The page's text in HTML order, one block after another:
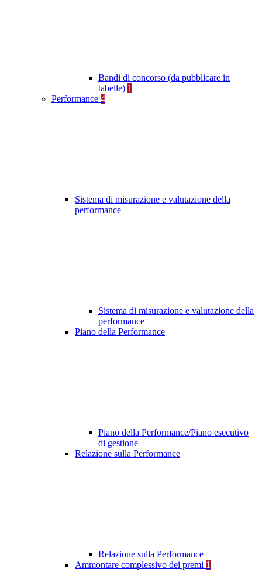
Bandi di concorso (da pubblicare in
tabelle) 1
Performance 4
Sistema di misurazione e valutazione della
performance
Sistema di misurazione e valutazione della
performance
Piano della Performance
Piano della Performance/Piano esecutivo
di gestione
Relazione sulla Performance
Relazione sulla Performance
Ammontare complessivo dei premi 1